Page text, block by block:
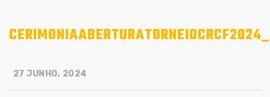
27 JUNHO, 2024